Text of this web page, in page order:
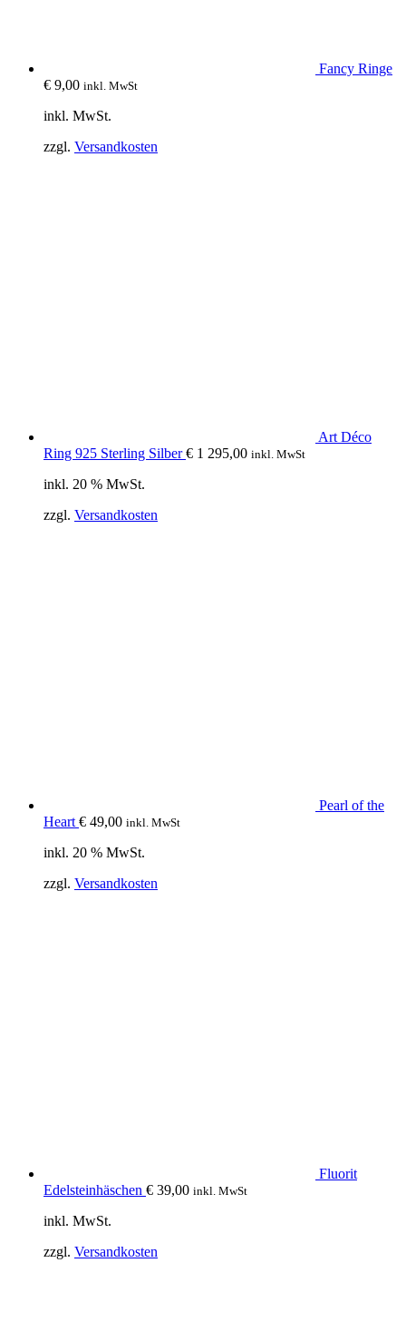
Fancy Ringe
€ 9,00 inkl. MwSt
inkl. MwSt.
zzgl. Versandkosten
Art Déco
Ring 925 Sterling Silber € 1 295,00 inkl. MwSt
inkl. 20 % MwSt.
zzgl. Versandkosten
Pearl of the
Heart € 49,00 inkl. MwSt
inkl. 20 % MwSt.
zzgl. Versandkosten
Fluorit
Edelsteinhäschen € 39,00 inkl. MwSt
inkl. MwSt.
zzgl. Versandkosten